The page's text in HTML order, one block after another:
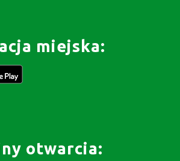
miejska:
otwarcia: